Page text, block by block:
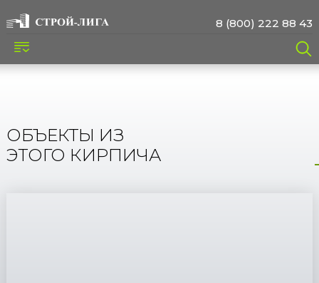
8 (800) 222 88 43
ОБЪЕКТЫ ИЗ
ЭТОГО КИРПИЧА